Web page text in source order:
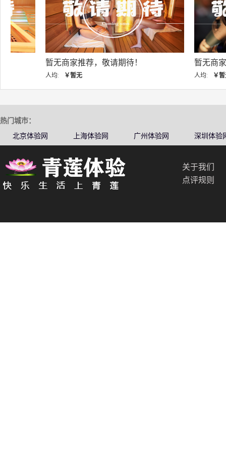
暂无商家推荐，敬请期待！
￥暂无
暂无商家推荐，
￥暂无
热门城市：
北京体验网
上海体验网 广州体验网 深圳体验
关于我们
点评规则